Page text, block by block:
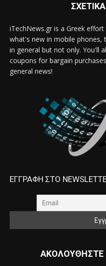
iTechNews.gr is a Greek
what's new in mobile phones,
in general but not only. You'll
coupons for bargain
general news!
ΕΓΓΡΑΦΗ ΣΤΟ
ΑΚΟΛΟΥΘΗΣΤΕ